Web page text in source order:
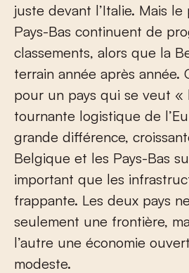
juste devant l’Italie. Mais
Pays-Bas continuent de
classements, alors que la
terrain année après année.
pour un pays qui se veut «
tournante logistique de
grande différence,
Belgique et les Pays-Bas
important que les
frappante. Les deux pays
seulement une frontière,
l’autre une économie
modeste.